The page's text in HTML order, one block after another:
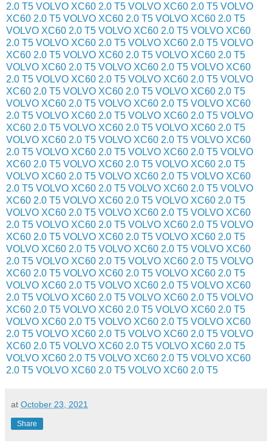
2.0 T5 VOLVO XC60 2.0 T5 VOLVO XC60 2.0 T5 VOLVO
XC60 2.0 T5 VOLVO XC60 2.0 T5 VOLVO XC60 2.0 T5
VOLVO XC60 2.0 T5 VOLVO XC60 2.0 T5 VOLVO XC60
2.0 T5 VOLVO XC60 2.0 T5 VOLVO XC60 2.0 T5 VOLVO
XC60 2.0 T5 VOLVO XC60 2.0 T5 VOLVO XC60 2.0 T5
VOLVO XC60 2.0 T5 VOLVO XC60 2.0 T5 VOLVO XC60
2.0 T5 VOLVO XC60 2.0 T5 VOLVO XC60 2.0 T5 VOLVO
XC60 2.0 T5 VOLVO XC60 2.0 T5 VOLVO XC60 2.0 T5
VOLVO XC60 2.0 T5 VOLVO XC60 2.0 T5 VOLVO XC60
2.0 T5 VOLVO XC60 2.0 T5 VOLVO XC60 2.0 T5 VOLVO
XC60 2.0 T5 VOLVO XC60 2.0 T5 VOLVO XC60 2.0 T5
VOLVO XC60 2.0 T5 VOLVO XC60 2.0 T5 VOLVO XC60
2.0 T5 VOLVO XC60 2.0 T5 VOLVO XC60 2.0 T5 VOLVO
XC60 2.0 T5 VOLVO XC60 2.0 T5 VOLVO XC60 2.0 T5
VOLVO XC60 2.0 T5 VOLVO XC60 2.0 T5 VOLVO XC60
2.0 T5 VOLVO XC60 2.0 T5 VOLVO XC60 2.0 T5 VOLVO
XC60 2.0 T5 VOLVO XC60 2.0 T5 VOLVO XC60 2.0 T5
VOLVO XC60 2.0 T5 VOLVO XC60 2.0 T5 VOLVO XC60
2.0 T5 VOLVO XC60 2.0 T5 VOLVO XC60 2.0 T5 VOLVO
XC60 2.0 T5 VOLVO XC60 2.0 T5 VOLVO XC60 2.0 T5
VOLVO XC60 2.0 T5 VOLVO XC60 2.0 T5 VOLVO XC60
2.0 T5 VOLVO XC60 2.0 T5 VOLVO XC60 2.0 T5 VOLVO
XC60 2.0 T5 VOLVO XC60 2.0 T5 VOLVO XC60 2.0 T5
VOLVO XC60 2.0 T5 VOLVO XC60 2.0 T5 VOLVO XC60
2.0 T5 VOLVO XC60 2.0 T5 VOLVO XC60 2.0 T5 VOLVO
XC60 2.0 T5 VOLVO XC60 2.0 T5 VOLVO XC60 2.0 T5
VOLVO XC60 2.0 T5 VOLVO XC60 2.0 T5 VOLVO XC60
2.0 T5 VOLVO XC60 2.0 T5 VOLVO XC60 2.0 T5 VOLVO
XC60 2.0 T5 VOLVO XC60 2.0 T5 VOLVO XC60 2.0 T5
VOLVO XC60 2.0 T5 VOLVO XC60 2.0 T5 VOLVO XC60
2.0 T5 VOLVO XC60 2.0 T5 VOLVO XC60 2.0 T5
at October 23, 2021
Share